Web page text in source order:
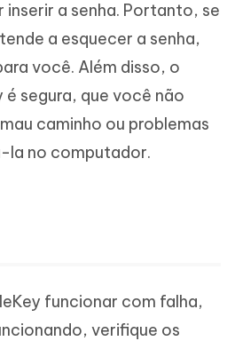
inserir a senha. Portanto, se
a esquecer a senha,
você. Além disso, o
é segura, que você não
caminho ou problemas
la no computador.
funcionar com falha,
verifique os